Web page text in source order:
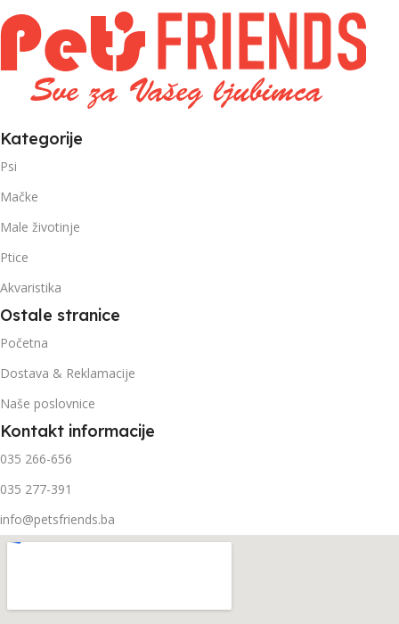
1kg – 3kg
Kategorije
Psi
Mačke
Male životinje
Ptice
Akvaristika
Ostale stranice
Početna
Dostava & Reklamacije
Naše poslovnice
Kontakt informacije
035 266-656
035 277-391
info@petsfriends.ba